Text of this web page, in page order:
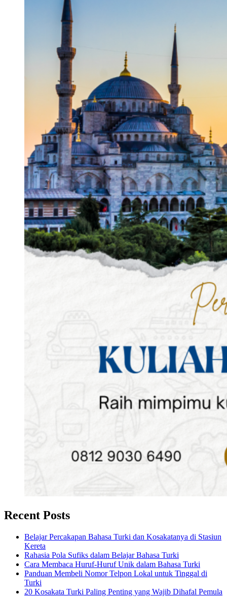
Recent Posts
Belajar Percakapan Bahasa Turki dan Kosakatanya di Stasiun
Kereta
Rahasia Pola Sufiks dalam Belajar Bahasa Turki
Cara Membaca Huruf-Huruf Unik dalam Bahasa Turki
Panduan Membeli Nomor Telpon Lokal untuk Tinggal di
Turki
20 Kosakata Turki Paling Penting yang Wajib Dihafal Pemula